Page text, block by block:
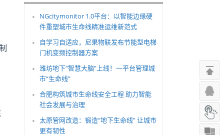
NGcitymonitor 1.0平台：以智能边缘硬
件重塑城市生命线精准运维新范式
自学习自适应，尼果物联发布节能型电梯
门机变频控制器方案
潍坊地下“智慧大脑”上线！一平台管理城
市“生命线”
合肥构筑城市生命线安全工程 助力智能
社会发展与治理
太原管网改造：锻造“地下生命线” 让城市
更有韧性